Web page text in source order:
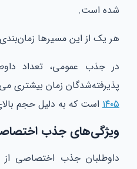
شده است.
هر یک از این مسیرها
در جذب عمومی، تعداد
پذیرفته‌شدگان زمان بیشتری
۱۴۰۵ است که به دلیل حجم
ویژگی‌های جذب
داوطلبان جذب اختصاصی